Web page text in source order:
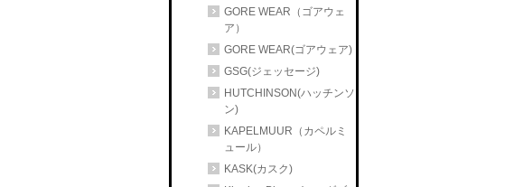
GORE WEAR（ゴアウェ
ア）
GORE WEAR(ゴアウェア)
GSG(ジェッセージ)
HUTCHINSON(ハッチンソ
ン)
KAPELMUUR（カペルミ
ュール）
KASK(カスク)